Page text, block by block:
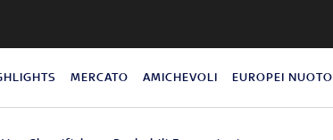
MERCATO AMICHEVOLI EUROPEI NUOTO